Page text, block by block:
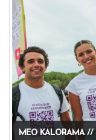
MEO KALORAMA //